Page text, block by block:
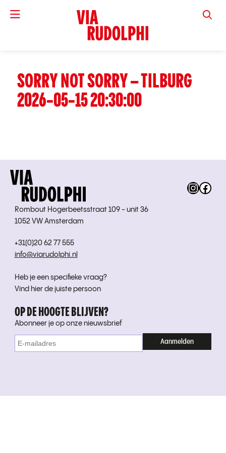
VIA
SORRY NOT SORRY – TILBURG
2026-05-15 20:30:00
Rombout Hogerbeetsstraat 109 - unit 36
1052 VW Amsterdam
+31(0)20 62 77 555
info@viarudolphi.nl
Heb je een specifieke vraag?
Vind hier de juiste persoon
OP DE HOOGTE BLIJVEN?
Abonneer je op onze nieuwsbrief